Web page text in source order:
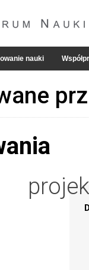
nauki